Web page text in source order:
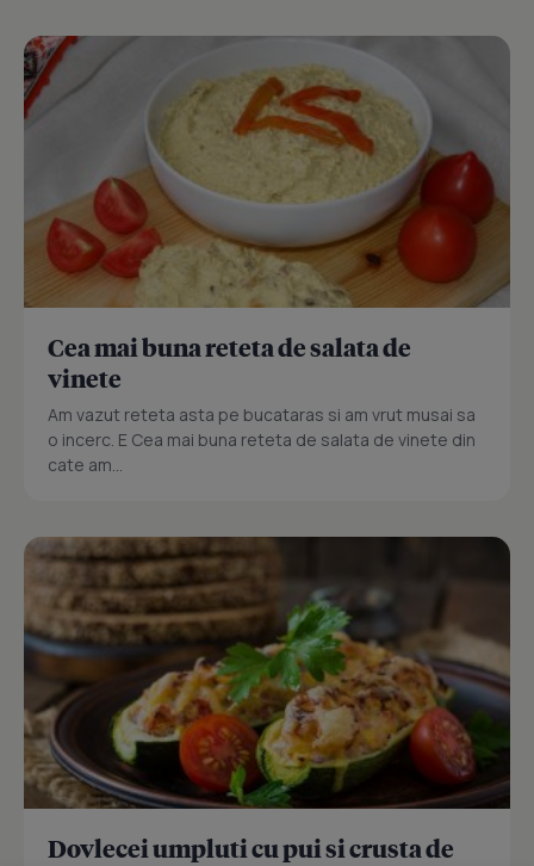
Cea mai buna reteta de salata de
vinete
Am vazut reteta asta pe bucataras si am vrut musai sa
o incerc. E Cea mai buna reteta de salata de vinete din
cate am...
Dovlecei umpluti cu pui si crusta de